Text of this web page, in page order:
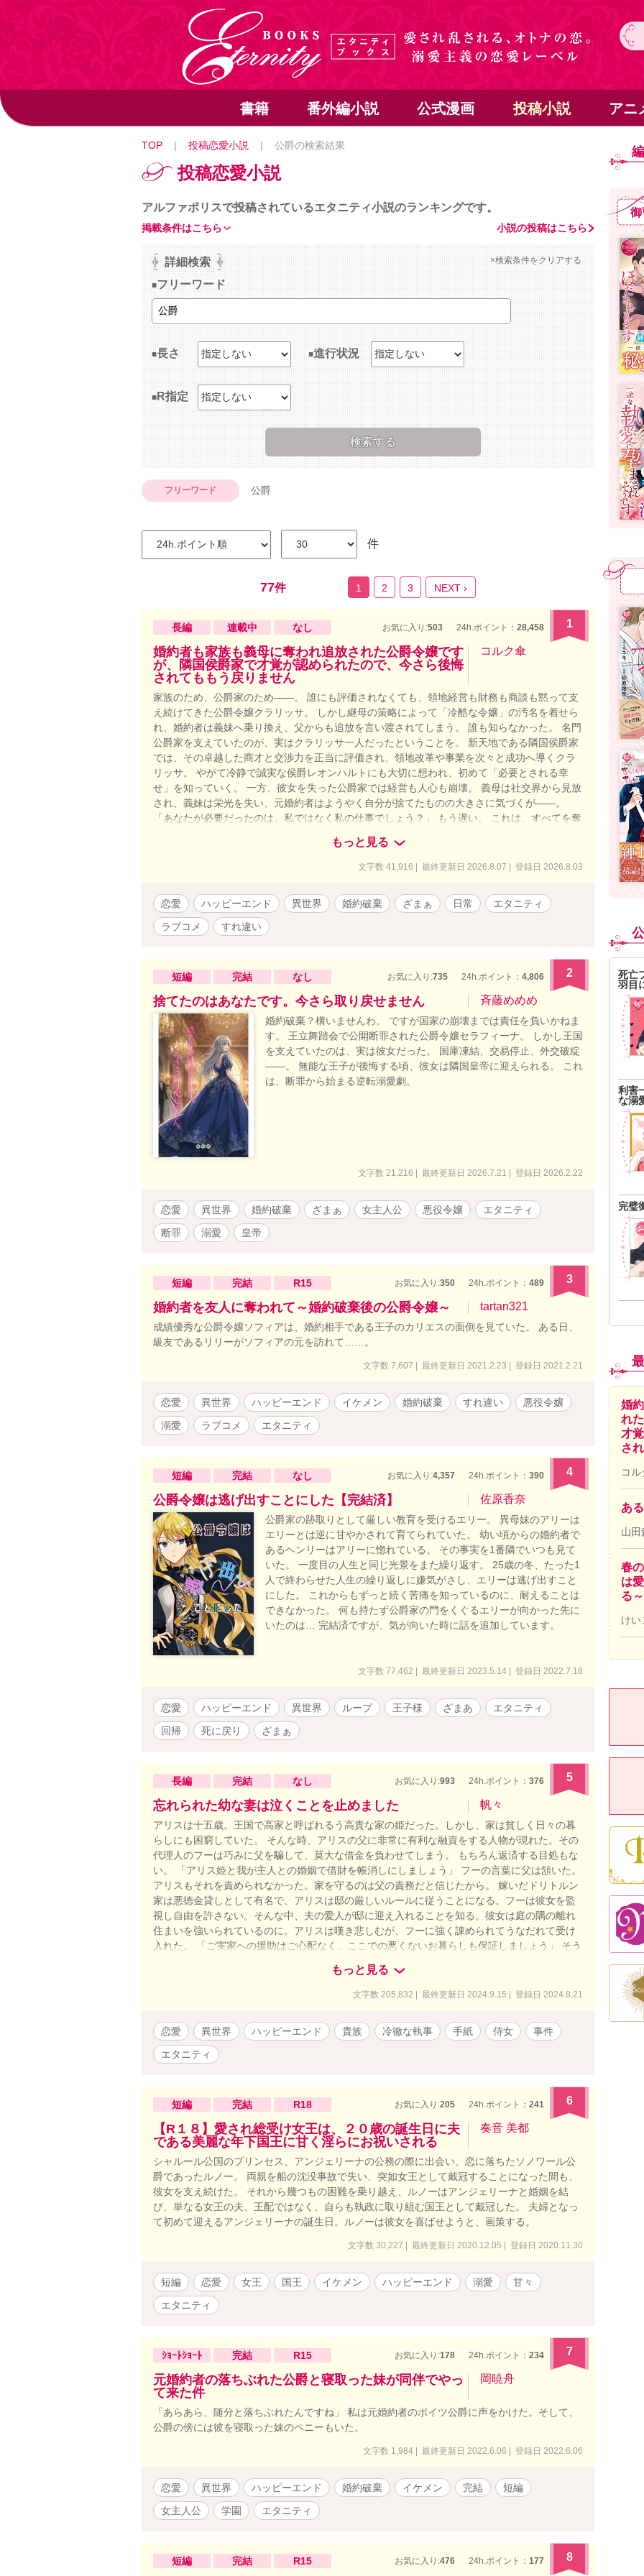
書籍 番外編小説 公式漫画 投稿小説 アニ
TOP | 投稿恋愛小説 | 公爵の検索結果
投稿恋愛小説
アルファポリスで投稿されているエタニティ小説のランキングです。
小説の投稿はこちら
掲載条件はこちら
詳細検索 ×検索条件をクリアする
フリーワード
長さ 進行状況
R指定
フリーワード 公爵
件
77件 1 2 3 NEXT ›
長編 連載中 なし お気に入り:503 24h.ポイント： 28,458 1
婚約者も家族も義母に奪われ追放された公爵令嬢です
が、隣国侯爵家で才覚が認められたので、今さら後悔
されてももう戻りません
コルク傘
家族のため、公爵家のため――。 誰にも評価されなくても、領地経営も財務も商談も黙って支
え続けてきた公爵令嬢クラリッサ。 しかし継母の策略によって「冷酷な令嬢」の汚名を着せら
れ、婚約者は義妹へ乗り換え、父からも追放を言い渡されてしまう。 誰も知らなかった。 名門
公爵家を支えていたのが、実はクラリッサ一人だったということを。 新天地である隣国侯爵家
では、その卓越した商才と交渉力を正当に評価され、領地改革や事業を次々と成功へ導くクラ
リッサ。 やがて冷静で誠実な侯爵レオンハルトにも大切に想われ、初めて「必要とされる幸
せ」を知っていく。 一方、彼女を失った公爵家では経営も人心も崩壊。 義母は社交界から見放
され、義妹は栄光を失い、元婚約者はようやく自分が捨てたものの大きさに気づくが――。
「あなたが必要だったのは、私ではなく私の仕事でしょう？」 もう遅い。 これは、すべてを奪
われた令嬢が、自らの教養・商才・人脈だけで幸せを掴み、彼女を見下した者たちが"後悔"とい
う最大のざまぁを味わう、痛快異世界恋愛ストーリー。
もっと見る
文字数 41,916 | 最終更新日 2026.8.07 | 登録日 2026.8.03
恋愛 ハッピーエンド 異世界 婚約破棄 ざまぁ 日常
エタニティ
ラブコメ
すれ違い
短編 完結 なし お気に入り:735 24h.ポイント： 4,806 2
捨てたのはあなたです。今さら取り戻せません 斉藤めめめ
婚約破棄？構いませんわ。 ですが国家の崩壊までは責任を負いかねま
す。 王立舞踏会で公開断罪された公爵令嬢セラフィーナ。 しかし王国
を支えていたのは、実は彼女だった。 国庫凍結、交易停止、外交破綻
——。 無能な王子が後悔する頃、彼女は隣国皇帝に迎えられる。 これ
は、断罪から始まる逆転溺愛劇。
文字数 21,216 | 最終更新日 2026.7.21 | 登録日 2026.2.22
恋愛 異世界 婚約破棄 ざまぁ 女主人公 悪役令嬢
エタニティ
断罪
溺愛 皇帝
短編 完結 R15 お気に入り:350 24h.ポイント： 489 3
婚約者を友人に奪われて～婚約破棄後の公爵令嬢～ tartan321
成績優秀な公爵令嬢ソフィアは、婚約相手である王子のカリエスの面倒を見ていた。 ある日、
級友であるリリーがソフィアの元を訪れて……。
文字数 7,607 | 最終更新日 2021.2.23 | 登録日 2021.2.21
恋愛 異世界 ハッピーエンド イケメン 婚約破棄 すれ違い
悪役令嬢
溺愛
ラブコメ エタニティ
短編 完結 なし お気に入り:4,357 24h.ポイント： 390 4
公爵令嬢は逃げ出すことにした【完結済】 佐原香奈
公爵家の跡取りとして厳しい教育を受けるエリー。 異母妹のアリーは
エリーとは逆に甘やかされて育てられていた。 幼い頃からの婚約者で
あるヘンリーはアリーに惚れている。 その事実を1番隣でいつも見て
いた。 一度目の人生と同じ光景をまた繰り返す。 25歳の冬、たった1
人で終わらせた人生の繰り返しに嫌気がさし、エリーは逃げ出すこと
にした。 これからもずっと続く苦痛を知っているのに、耐えることは
できなかった。 何も持たず公爵家の門をくぐるエリーが向かった先に
いたのは… 完結済ですが、気が向いた時に話を追加しています。
文字数 77,462 | 最終更新日 2023.5.14 | 登録日 2022.7.18
恋愛 ハッピーエンド 異世界 ループ 王子様 ざまあ
エタニティ
回帰
死に戻り ざまぁ
長編 完結 なし お気に入り:993 24h.ポイント： 376 5
忘れられた幼な妻は泣くことを止めました 帆々
アリスは十五歳。王国で高家と呼ばれるう高貴な家の姫だった。しかし、家は貧しく日々の暮
らしにも困窮していた。 そんな時、アリスの父に非常に有利な融資をする人物が現れた。その
代理人のフーは巧みに父を騙して、莫大な借金を負わせてしまう。 もちろん返済する目処もな
い。 「アリス姫と我が主人との婚姻で借財を帳消しにしましょう」 フーの言葉に父は頷いた。
アリスもそれを責められなかった。家を守るのは父の責務だと信じたから。 嫁いだドリトルン
家は悪徳金貸しとして有名で、アリスは邸の厳しいルールに従うことになる。フーは彼女を監
視し自由を許さない。そんな中、夫の愛人が邸に迎え入れることを知る。彼女は庭の隅の離れ
住まいを強いられているのに。アリスは嘆き悲しむが、フーに強く諌められてうなだれて受け
入れた。 「ご実家への援助はご心配なく。ここでの悪くないお暮らしも保証しましょう」 そう
した。その席にははとこ夫妻の友人のロエルもいて、彼女に彼の掘った珍しい鉱石を見せてく
れた。しかし迎えに現れたフーが、和やかな夜をぶち壊してしまう。彼女を庇うはとこを咎
れ、アリスは外出もままならない。 それから五年の月日が流れ、ひょんなことからロエルに再
会することになった。金髪の端正な紳士の彼は、彼女に問いかけた。 「お幸せですか？」 アリ
スはそれに答えられずにそのまま別れた。しかし、その言葉が彼の優しかった印象と共に尾を
引いて、彼女の中に残っていく＿＿＿＿＿＿＿。 世間知らずの高貴な姫とやや強引な公爵家の
幸いです。 ハッピーエンドを心がけております。読後感のいい物語を努めます。 ※小説家にな
ろう様にも投稿させていただいております。
もっと見る
文字数 205,832 | 最終更新日 2024.9.15 | 登録日 2024.8.21
恋愛 異世界 ハッピーエンド 貴族 冷徹な執事 手紙 侍女
事件
エタニティ
短編 完結 R18 お気に入り:205 24h.ポイント： 241 6
【R１８】愛され総受け女王は、２０歳の誕生日に夫
である美麗な年下国王に甘く淫らにお祝いされる
奏音 美都
シャルール公国のプリンセス、アンジェリーナの公務の際に出会い、恋に落ちたソノワール公
爵であったルノー。 両親を船の沈没事故で失い、突如女王として戴冠することになった間も、
彼女を支え続けた。 それから幾つもの困難を乗り越え、ルノーはアンジェリーナと婚姻を結
び、単なる女王の夫、王配ではなく、自らも執政に取り組む国王として戴冠した。 夫婦となっ
て初めて迎えるアンジェリーナの誕生日。ルノーは彼女を喜ばせようと、画策する。
文字数 30,227 | 最終更新日 2020.12.05 | 登録日 2020.11.30
短編 恋愛 女王 国王 イケメン ハッピーエンド 溺愛
甘々
エタニティ
ｼｮｰﾄｼｮｰﾄ 完結 R15 お気に入り:178 24h.ポイント： 234 7
元婚約者の落ちぶれた公爵と寝取った妹が同伴でやっ
て来た件
岡暁舟
「あらあら、随分と落ちぶれたんですね」 私は元婚約者のポイツ公爵に声をかけた。そして、
公爵の傍には彼を寝取った妹のペニーもいた。
文字数 1,984 | 最終更新日 2022.6.06 | 登録日 2022.6.06
恋愛 異世界 ハッピーエンド 婚約破棄 イケメン 完結
短編
女主人公
学園 エタニティ
短編 完結 R15 お気に入り:476 24h.ポイント： 177 8
死亡
羽目
利害
な溺
完璧
婚
れ
才
さ
コル
あ
山田
春
は
る～
けい